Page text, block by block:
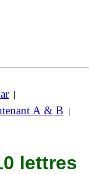
|
A & B |
lettres